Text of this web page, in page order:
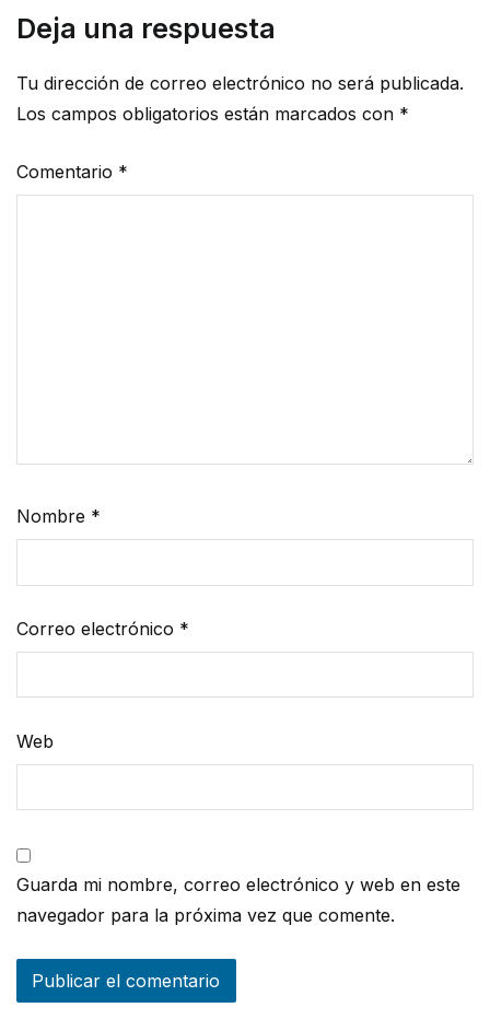
Deja una respuesta
Tu dirección de correo electrónico no será publicada.
Los campos obligatorios están marcados con *
Comentario *
Nombre *
Correo electrónico *
Web
Guarda mi nombre, correo electrónico y web en este
navegador para la próxima vez que comente.